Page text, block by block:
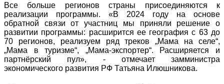
Все больше регионов страны присоединяются к
реализации программы. «В 2024 году на основе
обратной связи от участниц мы приняли решение о
развитии программы: расширится ее география с 63 до
70 регионов, реализуем ряд треков „Мама на селе“,
„Мама в туризме“, „Мама-экспортер“. Расширяется и
партнёрский пул», - отмечает замминистра
экономического развития РФ Татьяна Илюшникова.